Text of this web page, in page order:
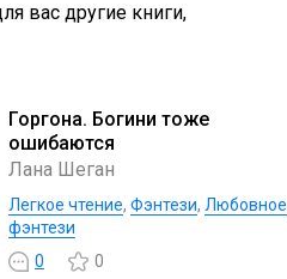
вас другие книги,
Горгона. Богини тоже
ошибаются
Лана Шеган
Легкое чтение, Фэнтези, Любовное
фэнтези
0
0